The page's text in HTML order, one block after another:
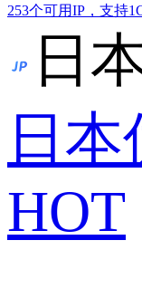
253个可用IP，支持
日
日
HOT